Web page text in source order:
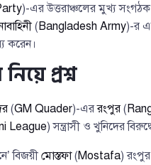
)-এর উত্তরাঞ্চলের মুখ্য
(Bangladesh Army)-র
করেন।
প্রশ্ন
(GM Quader)-এররংপুর(
League) সন্ত্রাসী ও খুনিদের
বিজয়ী মোস্তফা(Mostafa)